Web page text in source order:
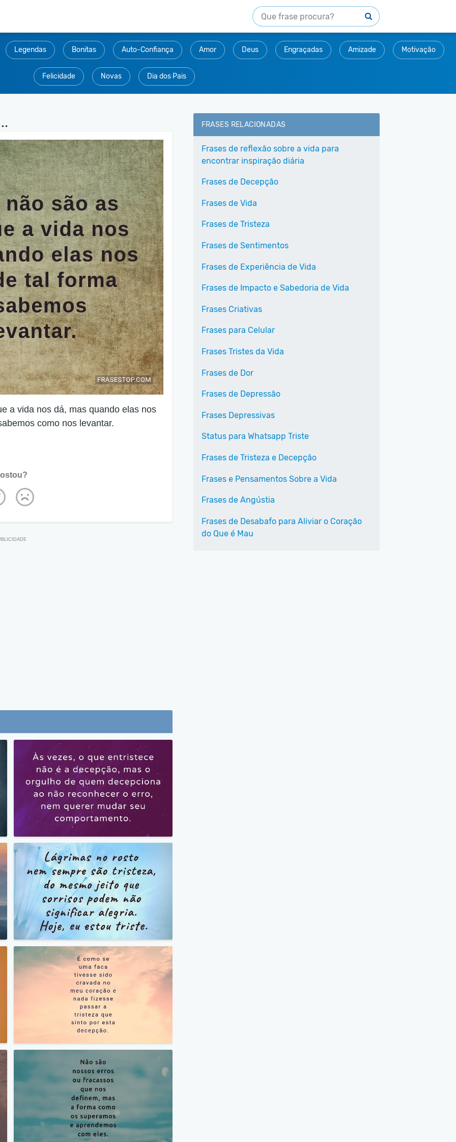
Legendas Bonitas Auto-Confiança Amor Deus Engraçadas Amizade Motivação
Felicidade Novas Dia dos Pais
a vida nos dá, mas quando elas nos
como nos levantar.
FRASES RELACIONADAS
Frases de reflexão sobre a vida para
encontrar inspiração diária
Frases de Decepção
Frases de Vida
Frases de Tristeza
Frases de Sentimentos
Frases de Experiência de Vida
Frases de Impacto e Sabedoria de Vida
Frases Criativas
Frases para Celular
Frases Tristes da Vida
Frases de Dor
Frases de Depressão
Frases Depressivas
Status para Whatsapp Triste
Frases de Tristeza e Decepção
Frases e Pensamentos Sobre a Vida
Frases de Angústia
Frases de Desabafo para Aliviar o Coração
do Que é Mau